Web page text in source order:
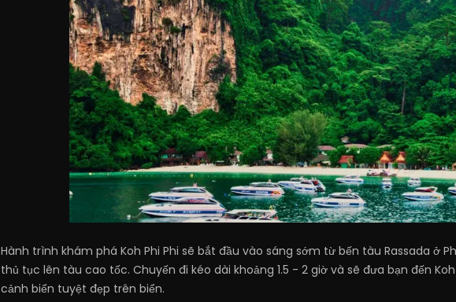
Hành trình khám phá Koh Phi Phi sẽ bắt đầu vào sáng sớm từ bến tàu Rassada ở
thủ tục lên tàu cao tốc. Chuyến đi kéo dài khoảng 1.5 - 2 giờ và sẽ đưa bạn đến
cảnh biển tuyệt đẹp trên biển.